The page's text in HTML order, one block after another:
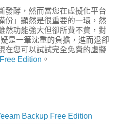
發酵，然而當您在虛擬化平台
份」顯然是很重要的一環，然
然功能強大但卻所費不貲，對
是一筆沈重的負擔，進而退卻
在您可以試試完全免費的虛擬
Edition 。
Backup Free Edition